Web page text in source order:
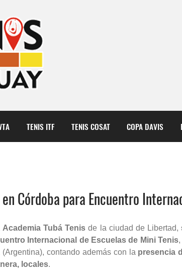
TENIS ITF TENIS COSAT COPA DAVIS
Córdoba para Encuentro
Academia Tubá Tenis de la ciudad de Libertad,
Internacional de Escuelas de Mini Tenis
contando además con la presencia
locales.